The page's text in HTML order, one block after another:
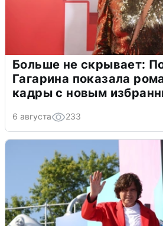
Больше не скрывает:
Гагарина показала
кадры с новым
6 августа 233